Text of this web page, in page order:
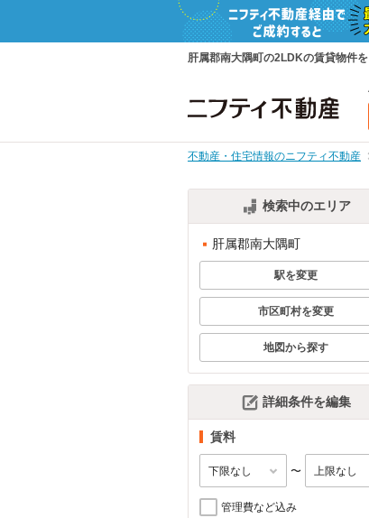
肝属郡南大隅町の2LDKの賃貸物件
不動産・住宅情報のニフティ不動産
検索中のエリア
肝属郡南大隅町
駅を変更
市区町村を変更
地図から探す
詳細条件を編集
賃料
〜
管理費など込み